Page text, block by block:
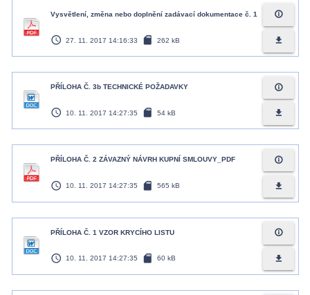
Vysvětlení, změna nebo doplnění zadávací dokumentace č. 1
access_time 27. 11. 2017 14:16:33 sd_card 262 kB
info_outline
file_download
PŘÍLOHA Č. 3b TECHNICKÉ POŽADAVKY
access_time 10. 11. 2017 14:27:35 sd_card 54 kB
info_outline
file_download
PŘÍLOHA Č. 2 ZÁVAZNÝ NÁVRH KUPNÍ SMLOUVY_PDF
access_time 10. 11. 2017 14:27:35 sd_card 565 kB
info_outline
file_download
PŘÍLOHA Č. 1 VZOR KRYCÍHO LISTU
access_time 10. 11. 2017 14:27:35 sd_card 60 kB
info_outline
file_download